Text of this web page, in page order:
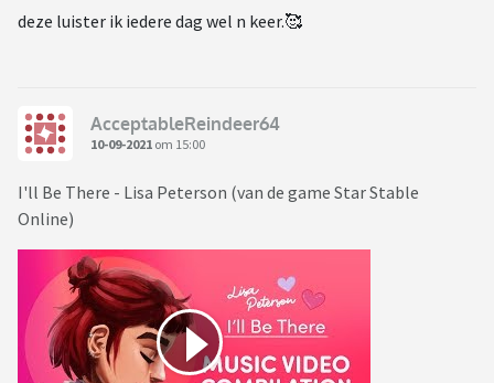
deze luister ik iedere dag wel n keer.🥰
AcceptableReindeer64
10-09-2021 om 15:00
I'll Be There - Lisa Peterson (van de game Star Stable
Online)